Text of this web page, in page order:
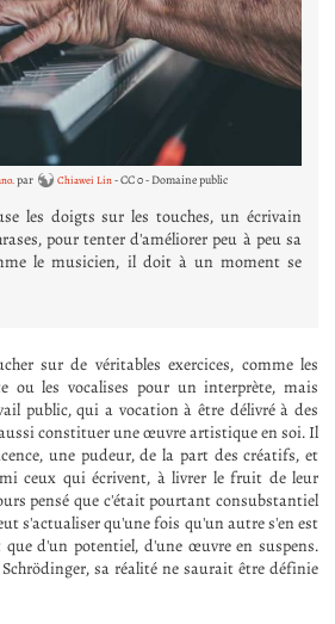
par Chiawei Lin- CC 0 - Domaine public
les doigts sur les touches, un écrivain
pour tenter d'améliorer peu à peu sa
le musicien, il doit à un moment se
sur de véritables exercices, comme les
ou les vocalises pour un interprète, mais
public, qui a vocation à être délivré à des
constituer une œuvre artistique en soi. Il
une pudeur, de la part des créatifs, et
ceux qui écrivent, à livrer le fruit de leur
pensé que c'était pourtant consubstantiel
s'actualiser qu'une fois qu'un autre s'en est
d'un potentiel, d'une œuvre en suspens.
sa réalité ne saurait être définie